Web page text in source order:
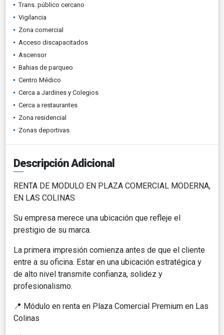
Trans. público cercano
Vigilancia
Zona comercial
Acceso discapacitados
Ascensor
Bahias de parqueo
Centro Médico
Cerca a Jardines y Colegios
Cerca a restaurantes
Zona residencial
Zonas deportivas
Descripción Adicional
RENTA DE MODULO EN PLAZA COMERCIAL MODERNA,
EN LAS COLINAS
Su empresa merece una ubicación que refleje el
prestigio de su marca.
La primera impresión comienza antes de que el cliente
entre a su oficina. Estar en una ubicación estratégica y
de alto nivel transmite confianza, solidez y
profesionalismo.
📍 Módulo en renta en Plaza Comercial Premium en Las
Colinas